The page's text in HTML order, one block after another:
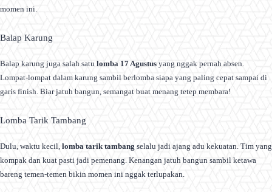
momen ini.
Balap Karung
Balap karung juga salah satu lomba 17 Agustus yang nggak pernah absen.
Lompat-lompat dalam karung sambil berlomba siapa yang paling cepat sampai di
garis finish. Biar jatuh bangun, semangat buat menang tetep membara!
Lomba Tarik Tambang
Dulu, waktu kecil, lomba tarik tambang selalu jadi ajang adu kekuatan. Tim yang
kompak dan kuat pasti jadi pemenang. Kenangan jatuh bangun sambil ketawa
bareng temen-temen bikin momen ini nggak terlupakan.